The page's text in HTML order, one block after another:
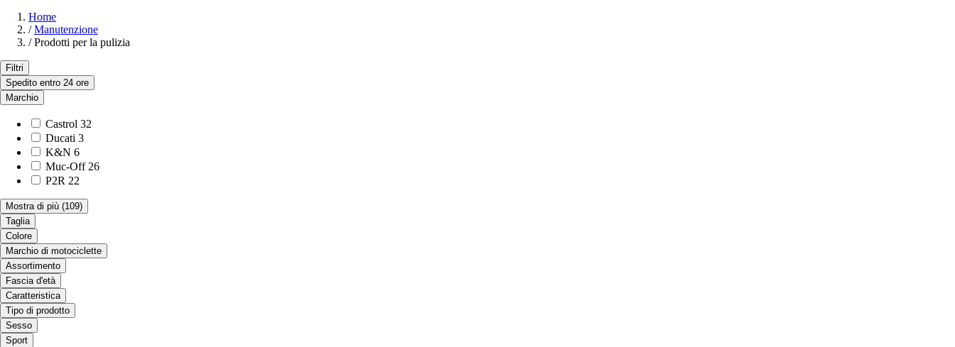
Home
/ Manutenzione
/ Prodotti per la pulizia
Filtri
Spedito entro 24 ore
Marchio
Castrol 32
Ducati 3
K&N 6
Muc-Off 26
P2R 22
Mostra di più (109)
Taglia
Colore
Marchio di motociclette
Assortimento
Fascia d'età
Caratteristica
Tipo di prodotto
Sesso
Sport